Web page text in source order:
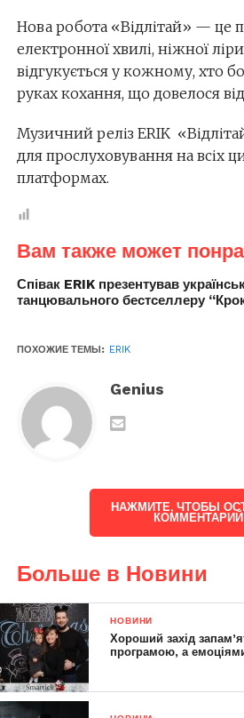
Нова робота «Відлітай» — це
електронної хвилі, ніжної
відгукується у кожному, хто
руках кохання, що довелося
Музичний реліз ERIK
для прослуховування на всіх
платформах.
Вам также может
Співак ERIK презентував
танцювального бестселлеру
ПОХОЖИЕ ТЕМЫ: ERIK
Genius
НАЖМИТЕ, ЧТОБЫ
КОММЕНТАРИЙ
Больше в Новини
НОВИНИ
Хороший захід
програмою, а